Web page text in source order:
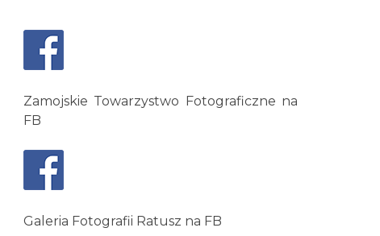
Zamojskie Towarzystwo Fotograficzne na
FB
Galeria Fotografii Ratusz na FB